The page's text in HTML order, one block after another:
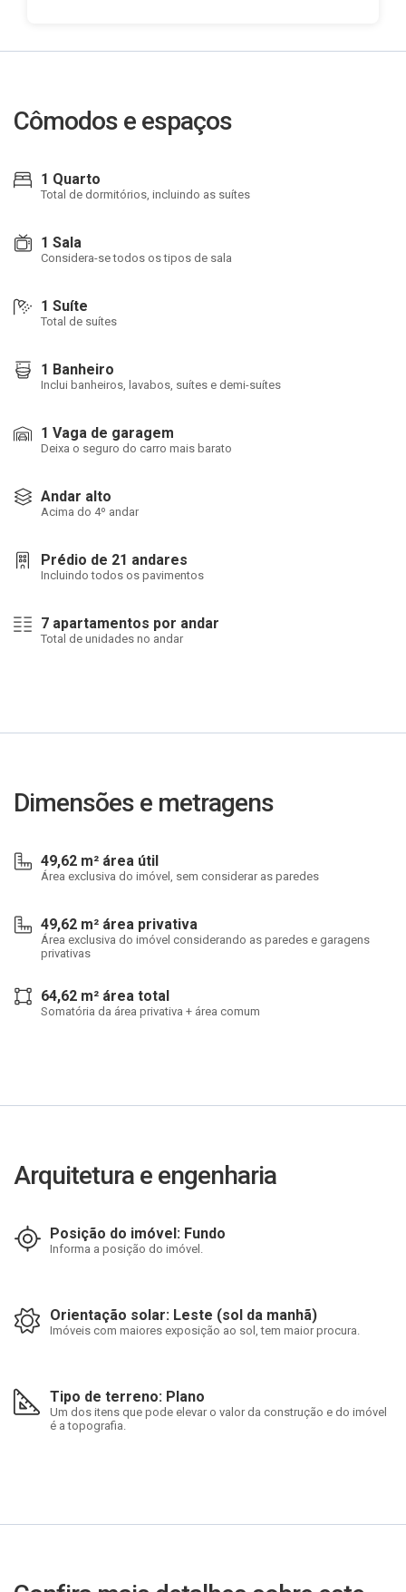
Cômodos e espaços
1 Quarto
Total de dormitórios, incluindo as suítes
1 Sala
Considera-se todos os tipos de sala
1 Suíte
Total de suítes
1 Banheiro
Inclui banheiros, lavabos, suítes e demi-suítes
1 Vaga de garagem
Deixa o seguro do carro mais barato
Andar alto
Acima do 4º andar
Prédio de 21 andares
Incluindo todos os pavimentos
7 apartamentos por andar
Total de unidades no andar
Dimensões e metragens
49,62 m² área útil
Área exclusiva do imóvel, sem considerar as paredes
49,62 m² área privativa
Área exclusiva do imóvel considerando as paredes e garagens
privativas
64,62 m² área total
Somatória da área privativa + área comum
Arquitetura e engenharia
Posição do imóvel: Fundo
Informa a posição do imóvel.
Orientação solar: Leste (sol da manhã)
Imóveis com maiores exposição ao sol, tem maior procura.
Tipo de terreno: Plano
Um dos itens que pode elevar o valor da construção e do imóvel
é a topografia.